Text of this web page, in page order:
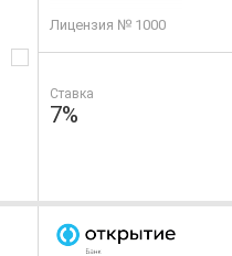
Лицензия № 1000
Ставка
7%